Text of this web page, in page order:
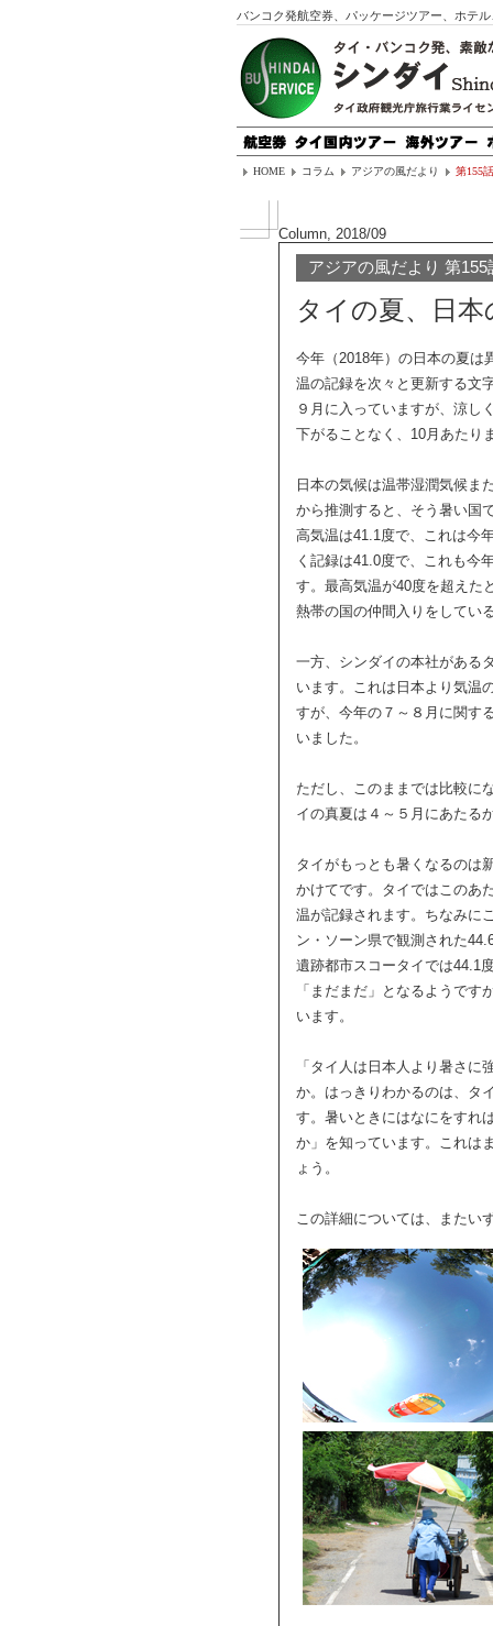
バンコク発航空券、パッケージツアー、ホテ
HOME コラム アジアの風だより 第155
Column, 2018/09
アジアの風だより 第155
タイの夏、日本
今年（2018年）の日本の夏は
温の記録を次々と更新する文
９月に入っていますが、涼し
下がることなく、10月あたり
日本の気候は温帯湿潤気候ま
から推測すると、そう暑い国
高気温は41.1度で、これは今
く記録は41.0度で、これも今
す。最高気温が40度を超えた
熱帯の国の仲間入りをしてい
一方、シンダイの本社がある
います。これは日本より気温
すが、今年の７～８月に関す
いました。
ただし、このままでは比較に
イの真夏は４～５月にあたる
タイがもっとも暑くなるのは
かけてです。タイではこのあ
温が記録されます。ちなみに
ン・ソーン県で観測された
遺跡都市スコータイでは44.1
「まだまだ」となるようで
います。
「タイ人は日本人より暑さ
か。はっきりわかるのは、タ
す。暑いときにはなにをすれ
か」を知っています。これは
ょう。
この詳細については、またい